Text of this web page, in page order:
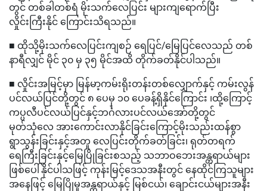
တွင် တစ်ခါတစ်ရံ မိုးသက်လေပြင်း များကျရောက်ပြီး
လှိုင်းကြီးနိုင် ကြောင်းသိရသည်။
■ ထိုသို့မိုးသက်လေပြင်းကျစဉ် ရေပြင်/မြေပြင်လေသည် တစ်
နာရီလျှင် မိုင် ၃၀ မှ ၃၅ မိုင်အထိ တိုက်ခတ်နိုင်ပါသည်။
■ လှိုင်းအမြင့်မှာ မြန်မာ့ကမ်းရိုးတန်းတစ်လျှောက်နှင့် ကမ်းလွန်
ပင်လယ်ပြင်တို့တွင် ၈ ပေမှ ၁၀ ပေခန့်ရှိနိုင်ကြောင်း ၊ထို့ကြောင့်
ကပ္ပလီပင်လယ်ပြင်နှင့်ဘင်္ဂလားပင်လယ်အော်တို့တွင်
မုတ်သုံလေ အားကောင်းလာနိုင်ခြင်းကြောင့်မိုးသည်းထန်စွာ
ရွာသွန်းခြင်းနှင့်အတူ လေပြင်းတိုက်ခတ်ခြင်း၊ ရုတ်တရက်
ရေကြီးခြင်းနှင့်မြေပြိုခြင်းစသည့် သဘာဝဘေးအန္တရာယ်များ
ဖြစ်ပေါ်နိုင်ပါသဖြင့် ကုန်းမြင့်ဒေသအနီးတွင် နေထိုင်ကြသူများ
အနေဖြင့် မြေပြိုမှုအန္တရာယ်နှင့် မြစ်ငယ်၊ ချောင်းငယ်များအနီး